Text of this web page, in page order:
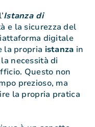
Istanza di
e la sicurezza del
digitale
la propria istanza in
necessità di
Questo non
prezioso, ma
la propria pratica